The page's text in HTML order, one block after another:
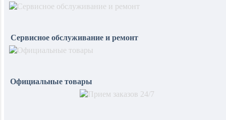
Сервисное обслуживание и ремонт
Официальные товары